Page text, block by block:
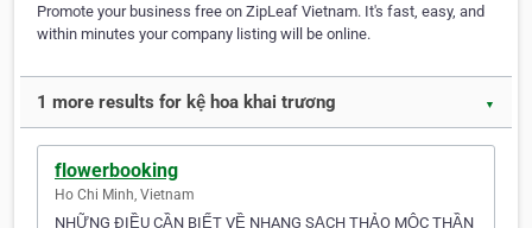
Promote your business free on ZipLeaf Vietnam. It's fast, easy, and
within minutes your company listing will be online.
1 more results for kệ hoa khai trương ▼
flowerbooking
Ho Chi Minh, Vietnam
NHỮNG ĐIỀU CẦN BIẾT VỀ NHANG SẠCH THẢO MỘC THẦN